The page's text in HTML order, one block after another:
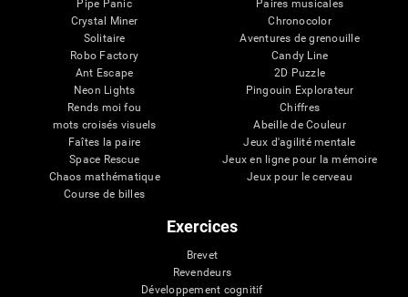
Pipe Panic
Crystal Miner
Solitaire
Robo Factory
Ant Escape
Neon Lights
Rends moi fou
mots croisés visuels
Faîtes la paire
Space Rescue
Chaos mathématique
Course de billes
Paires musicales
Chronocolor
Aventures de grenouille
Candy Line
2D Puzzle
Pingouin Explorateur
Chiffres
Abeille de Couleur
Jeux d'agilité mentale
Jeux en ligne pour la mémoire
Jeux pour le cerveau
Exercices
Brevet
Revendeurs
Développement cognitif